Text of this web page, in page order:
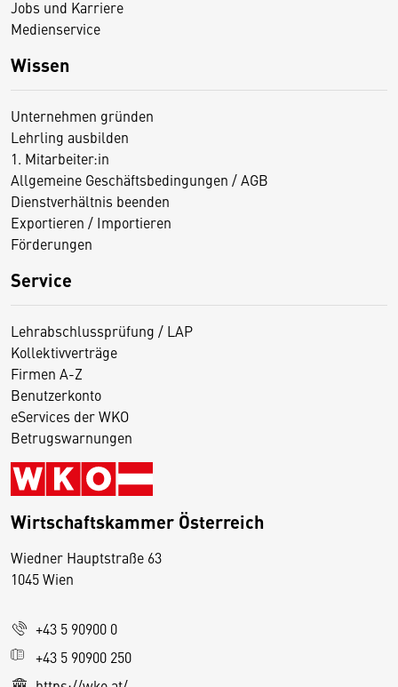
Jobs und Karriere
Medienservice
Wissen
Unternehmen gründen
Lehrling ausbilden
1. Mitarbeiter:in
Allgemeine Geschäftsbedingungen / AGB
Dienstverhältnis beenden
Exportieren / Importieren
Förderungen
Service
Lehrabschlussprüfung / LAP
Kollektivverträge
Firmen A-Z
Benutzerkonto
eServices der WKO
Betrugswarnungen
Wirtschaftskammer Österreich
Wiedner Hauptstraße 63
1045 Wien
+43 5 90900 0
+43 5 90900 250
D
s
e
S